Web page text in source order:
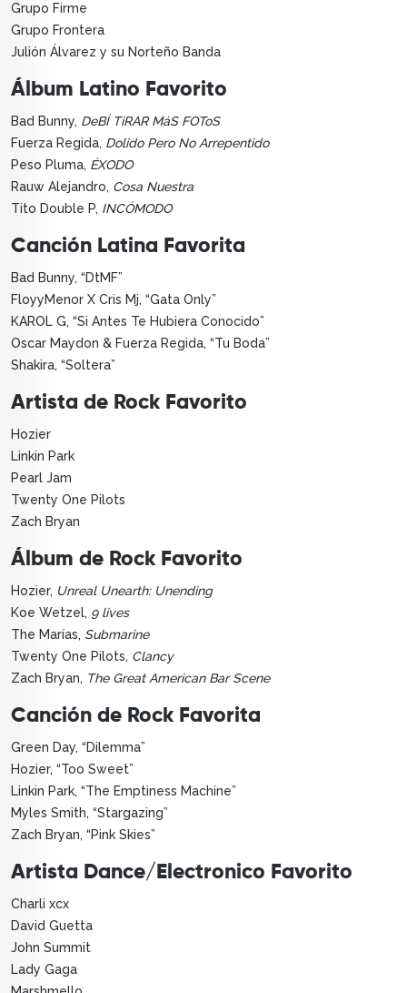
Grupo Firme
Grupo Frontera
Julión Álvarez y su Norteño Banda
Álbum Latino Favorito
Bad Bunny, DeBÍ TiRAR MáS FOToS
Fuerza Regida, Dolido Pero No Arrepentido
Peso Pluma, ÉXODO
Rauw Alejandro, Cosa Nuestra
Tito Double P, INCÓMODO
Canción Latina Favorita
Bad Bunny, “DtMF”
FloyyMenor X Cris Mj, “Gata Only”
KAROL G, “Si Antes Te Hubiera Conocido”
Oscar Maydon & Fuerza Regida, “Tu Boda”
Shakira, “Soltera”
Artista de Rock Favorito
Hozier
Linkin Park
Pearl Jam
Twenty One Pilots
Zach Bryan
Álbum de Rock Favorito
Hozier, Unreal Unearth: Unending
Koe Wetzel, 9 lives
The Marías, Submarine
Twenty One Pilots, Clancy
Zach Bryan, The Great American Bar Scene
Canción de Rock Favorita
Green Day, “Dilemma”
Hozier, “Too Sweet”
Linkin Park, “The Emptiness Machine”
Myles Smith, “Stargazing”
Zach Bryan, “Pink Skies”
Artista Dance/Electronico Favorito
Charli xcx
David Guetta
John Summit
Lady Gaga